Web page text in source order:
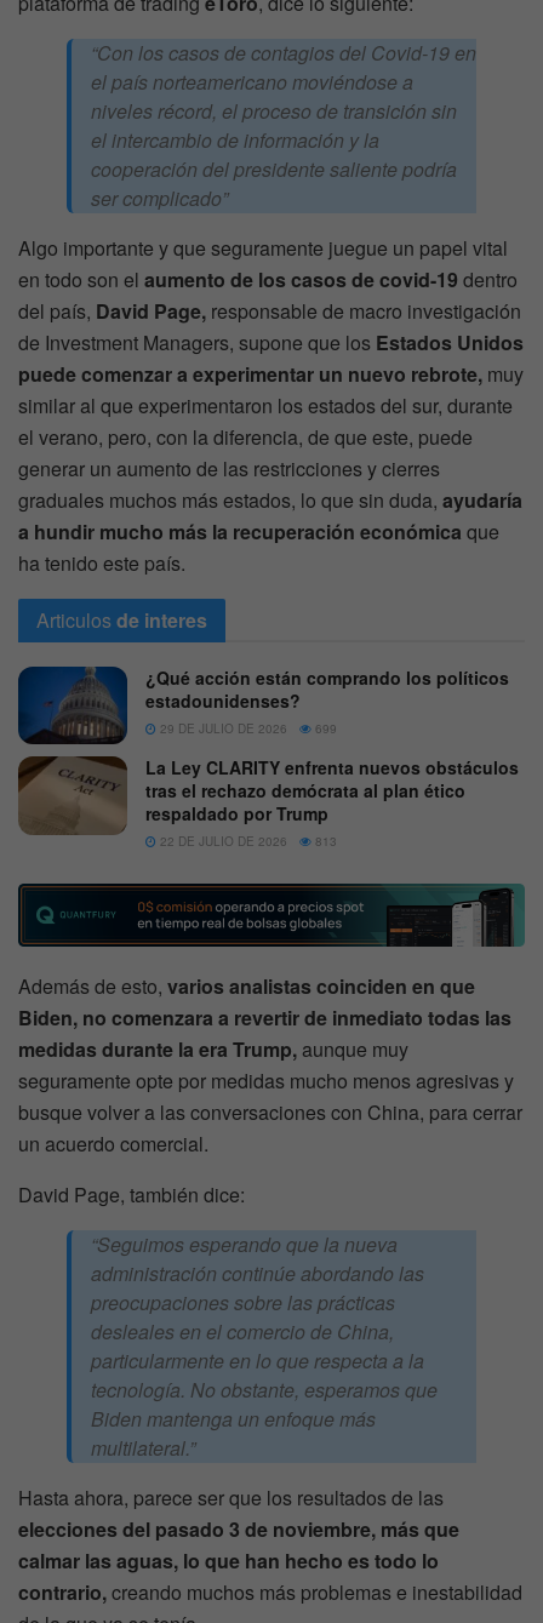
“Con los casos de contagios del Covid-19 en
el país norteamericano moviéndose a
niveles récord, el proceso de transición sin
el intercambio de información y la
cooperación del presidente saliente podría
ser complicado”
Algo importante y que seguramente juegue un papel vital
en todo son el aumento de los casos de covid-19 dentro
del país, David Page, responsable de macro investigación
de Investment Managers, supone que los Estados Unidos
puede comenzar a experimentar un nuevo rebrote, muy
similar al que experimentaron los estados del sur, durante
el verano, pero, con la diferencia, de que este, puede
generar un aumento de las restricciones y cierres
graduales muchos más estados, lo que sin duda, ayudaría
a hundir mucho más la recuperación económica que
ha tenido este país.
Articulosde interes
¿Qué acción están comprando los políticos
estadounidenses?
29 DE JULIO DE 2026 699
La Ley CLARITY enfrenta nuevos obstáculos
tras el rechazo demócrata al plan ético
respaldado por Trump
22 DE JULIO DE 2026 813
Además de esto, varios analistas coinciden en que
Biden, no comenzara a revertir de inmediato todas las
medidas durante la era Trump, aunque muy
seguramente opte por medidas mucho menos agresivas y
busque volver a las conversaciones con China, para cerrar
un acuerdo comercial.
David Page, también dice:
“Seguimos esperando que la nueva
administración continúe abordando las
preocupaciones sobre las prácticas
desleales en el comercio de China,
particularmente en lo que respecta a la
tecnología. No obstante, esperamos que
Biden mantenga un enfoque más
multilateral.”
Hasta ahora, parece ser que los resultados de las
elecciones del pasado 3 de noviembre, más que
calmar las aguas, lo que han hecho es todo lo
contrario,creando muchos más problemas e inestabilidad